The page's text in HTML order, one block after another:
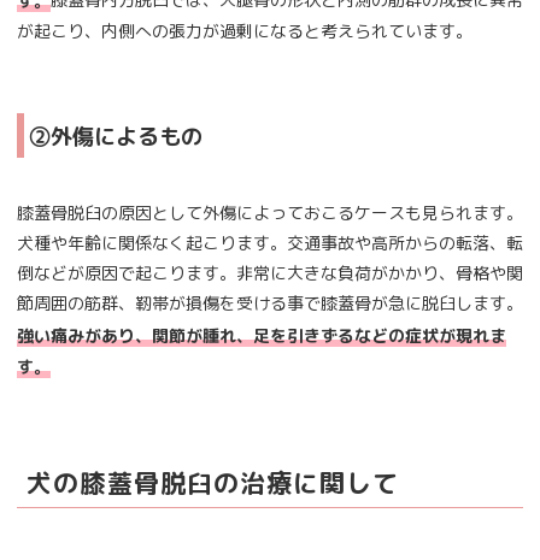
が起こり、内側への張力が過剰になると考えられています。
②外傷によるもの
膝蓋骨脱臼の原因として外傷によっておこるケースも見られます。
犬種や年齢に関係なく起こります。交通事故や高所からの転落、転
倒などが原因で起こります。非常に大きな負荷がかかり、骨格や関
節周囲の筋群、靭帯が損傷を受ける事で膝蓋骨が急に脱臼します。
強い痛みがあり、関節が腫れ、足を引きずるなどの症状が現れま
す。
犬の膝蓋骨脱臼の治療に関して